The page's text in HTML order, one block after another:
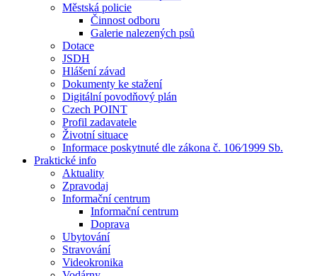
Městská policie
Činnost odboru
Galerie nalezených psů
Dotace
JSDH
Hlášení závad
Dokumenty ke stažení
Digitální povodňový plán
Czech POINT
Profil zadavatele
Životní situace
Informace poskytnuté dle zákona č. 106⁄1999 Sb.
Praktické info
Aktuality
Zpravodaj
Informační centrum
Informační centrum
Doprava
Ubytování
Stravování
Videokronika